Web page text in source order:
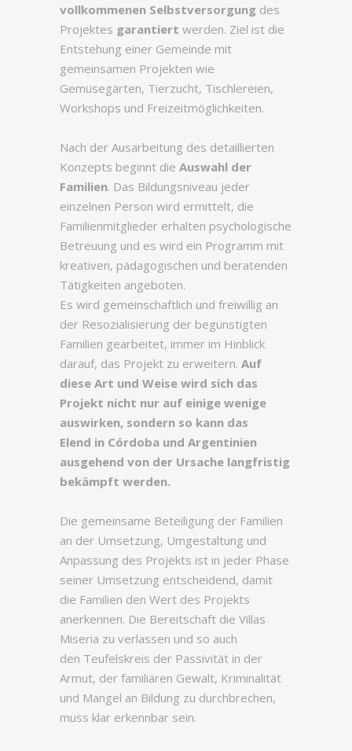
vollkommenen Selbstversorgung des
Projektes garantiert werden. Ziel ist die
Entstehung einer Gemeinde mit
gemeinsamen Projekten wie
Gemüsegärten, Tierzucht, Tischlereien,
Workshops und Freizeitmöglichkeiten.
Nach der Ausarbeitung des detaillierten
Konzepts beginnt dieAuswahl der
Familien. Das Bildungsniveau jeder
einzelnen Person wird ermittelt, die
Familienmitglieder erhalten psychologische
Betreuung und es wird ein Programm mit
kreativen, pädagogischen und beratenden
Tätigkeiten angeboten.
Es wird gemeinschaftlich und freiwillig an
der Resozialisierung der begünstigten
Familien gearbeitet, immer im Hinblick
darauf, das Projekt zu erweitern.Auf
diese Art und Weise wird sich das
Projekt nicht nur auf einige wenige
auswirken, sondern so kann das
Elend in Córdoba und Argentinien
ausgehend von der Ursache langfristig
bekämpft werden.
Die gemeinsame Beteiligung der Familien
an der Umsetzung, Umgestaltung und
Anpassung des Projekts ist in jeder Phase
seiner Umsetzung entscheidend, damit
die Familien den Wert des Projekts
anerkennen. Die Bereitschaft die Villas
Miseria zu verlassen und so auch
den Teufelskreis der Passivität in der
Armut, der familiären Gewalt, Kriminalität
und Mangel an Bildung zu durchbrechen,
muss klar erkennbar sein.